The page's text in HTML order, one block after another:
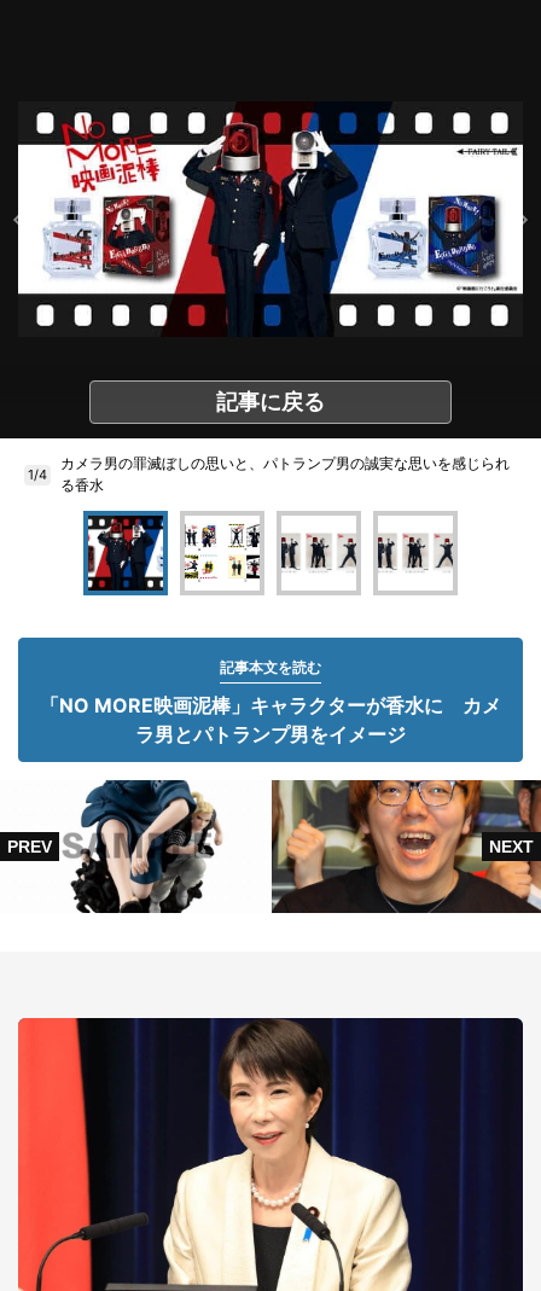
記事に戻る
1/4
カメラ男の罪滅ぼしの思いと、パトランプ男の誠実な思いを感じられ
る香水
記事本文を読む
「NO MORE映画泥棒」キャラクターが香水に カメ
ラ男とパトランプ男をイメージ